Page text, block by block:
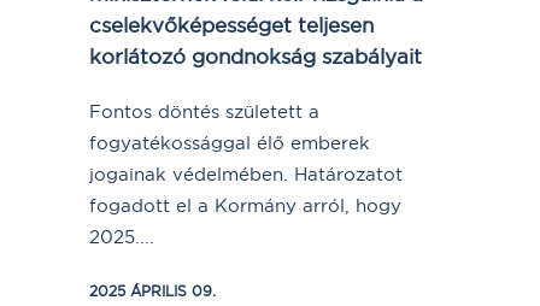
cselekvőképességet teljesen
korlátozó gondnokság szabályait
Fontos döntés született a
fogyatékossággal élő emberek
jogainak védelmében. Határozatot
fogadott el a Kormány arról, hogy
2025....
2025 ÁPRILIS 09.